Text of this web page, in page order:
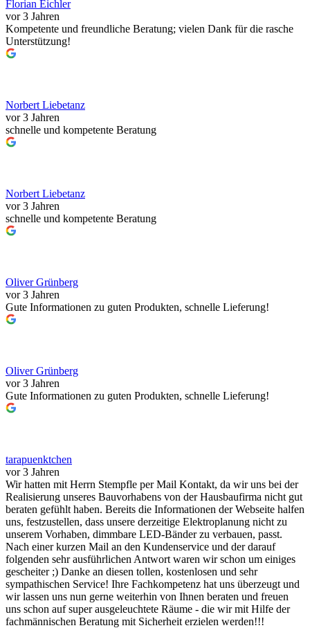
Florian Eichler
vor 3 Jahren
Kompetente und freundliche Beratung; vielen Dank für die rasche
Unterstützung!
Norbert Liebetanz
vor 3 Jahren
schnelle und kompetente Beratung
Norbert Liebetanz
vor 3 Jahren
schnelle und kompetente Beratung
Oliver Grünberg
vor 3 Jahren
Gute Informationen zu guten Produkten, schnelle Lieferung!
Oliver Grünberg
vor 3 Jahren
Gute Informationen zu guten Produkten, schnelle Lieferung!
tarapuenktchen
vor 3 Jahren
Wir hatten mit Herrn Stempfle per Mail Kontakt, da wir uns bei der
Realisierung unseres Bauvorhabens von der Hausbaufirma nicht gut
beraten gefühlt haben. Bereits die Informationen der Webseite halfen
uns, festzustellen, dass unsere derzeitige Elektroplanung nicht zu
unserem Vorhaben, dimmbare LED-Bänder zu verbauen, passt.
Nach einer kurzen Mail an den Kundenservice und der darauf
folgenden sehr ausführlichen Antwort waren wir schon um einiges
gescheiter ;) Danke an diesen tollen, kostenlosen und sehr
sympathischen Service! Ihre Fachkompetenz hat uns überzeugt und
wir lassen uns nun gerne weiterhin von Ihnen beraten und freuen
uns schon auf super ausgeleuchtete Räume - die wir mit Hilfe der
fachmännischen Beratung mit Sicherheit erzielen werden!!!